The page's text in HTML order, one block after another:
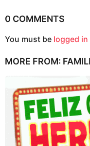
0 COMMENTS
You must be logged in
MORE FROM: